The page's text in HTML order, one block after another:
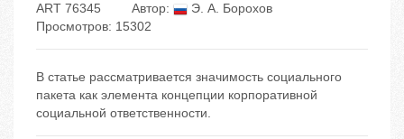
ART 76345 Автор:
Э. А. Борохов
Просмотров: 15302
В статье рассматривается значимость социального
пакета как элемента концепции корпоративной
социальной ответственности.